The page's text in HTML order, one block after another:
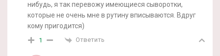
нибудь, я так перевожу имеющиеся сыворотки,
которые не очень мне в рутину вписываются. Вдруг
кому пригодится)
1 Ответить